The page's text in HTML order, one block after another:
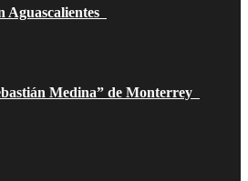
Aguascalientes
Medina” de Monterrey